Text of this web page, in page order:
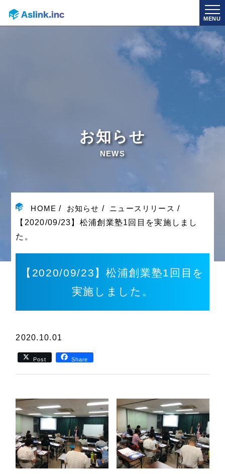
MENU
お知らせ
NEWS
HOME お知らせ
ニュースリリース
【2020/09/23】松浦創業塾1回目を実施しまし
た。
【2020/09/23】松浦創業塾1回目を
実施しました。
2020.10.01
Post Share